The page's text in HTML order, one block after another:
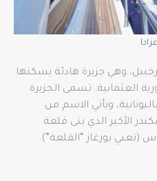
وهي جزيرة هادئة يسكنها
العثمانية. تسمى الجزيرة
ويأتي الاسم من
الأكبر الذي بنى قلعة
(تعني بورغاز “القلعة”).